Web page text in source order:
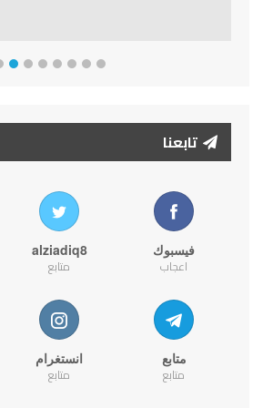
تابعنا
فيسبوك
اعجاب
alziadiq8
متابع
متابع
متابع
انستغرام
متابع